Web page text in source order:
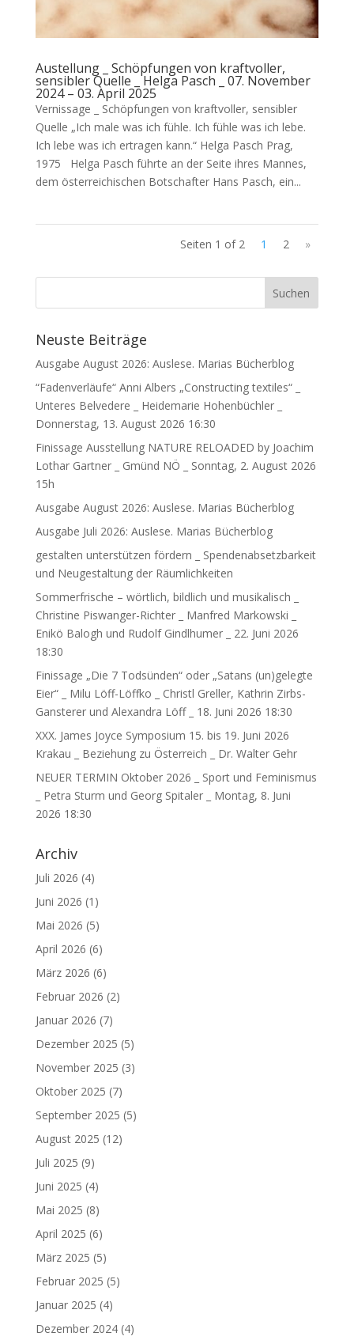
Austellung _ Schöpfungen von kraftvoller,
sensibler Quelle _ Helga Pasch _ 07. November
2024 – 03. April 2025
Vernissage _ Schöpfungen von kraftvoller, sensibler
Quelle „Ich male was ich fühle. Ich fühle was ich lebe.
Ich lebe was ich ertragen kann.“ Helga Pasch Prag,
1975 Helga Pasch führte an der Seite ihres Mannes,
dem österreichischen Botschafter Hans Pasch, ein...
Seiten 1 of 2 1 2 »
Suchen
Neuste Beiträge
Ausgabe August 2026: Auslese. Marias Bücherblog
“Fadenverläufe“ Anni Albers „Constructing textiles“ _
Unteres Belvedere _ Heidemarie Hohenbüchler _
Donnerstag, 13. August 2026 16:30
Finissage Ausstellung NATURE RELOADED by Joachim
Lothar Gartner _ Gmünd NÖ _ Sonntag, 2. August 2026
15h
Ausgabe August 2026: Auslese. Marias Bücherblog
Ausgabe Juli 2026: Auslese. Marias Bücherblog
gestalten unterstützen fördern _ Spendenabsetzbarkeit
und Neugestaltung der Räumlichkeiten
Sommerfrische – wörtlich, bildlich und musikalisch _
Christine Piswanger-Richter _ Manfred Markowski _
Enikö Balogh und Rudolf Gindlhumer _ 22. Juni 2026
18:30
Finissage „Die 7 Todsünden“ oder „Satans (un)gelegte
Eier“ _ Milu Löff-Löffko _ Christl Greller, Kathrin Zirbs-
Gansterer und Alexandra Löff _ 18. Juni 2026 18:30
XXX. James Joyce Symposium 15. bis 19. Juni 2026
Krakau _ Beziehung zu Österreich _ Dr. Walter Gehr
NEUER TERMIN Oktober 2026 _ Sport und Feminismus
_ Petra Sturm und Georg Spitaler _ Montag, 8. Juni
2026 18:30
Archiv
Juli 2026 (4)
Juni 2026 (1)
Mai 2026 (5)
April 2026 (6)
März 2026 (6)
Februar 2026 (2)
Januar 2026 (7)
Dezember 2025 (5)
November 2025 (3)
Oktober 2025 (7)
September 2025 (5)
August 2025 (12)
Juli 2025 (9)
Juni 2025 (4)
Mai 2025 (8)
April 2025 (6)
März 2025 (5)
Februar 2025 (5)
Januar 2025 (4)
Dezember 2024(4)